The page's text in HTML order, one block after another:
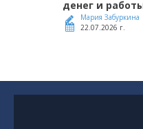
денег и
Мария Забуркина
22.07.2026 г.